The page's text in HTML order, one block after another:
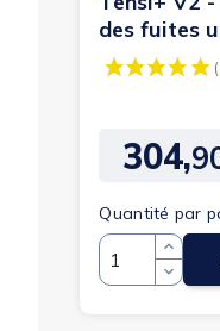
des fuites
Prix
304,
Quantité par